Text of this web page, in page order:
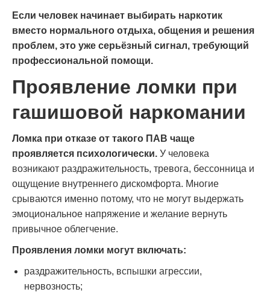
Если человек начинает выбирать наркотик
вместо нормального отдыха, общения и решения
проблем, это уже серьёзный сигнал, требующий
профессиональной помощи.
Проявление ломки при
гашишовой наркомании
Ломка при отказе от такого ПАВ чаще
проявляется психологически. У человека
возникают раздражительность, тревога, бессонница и
ощущение внутреннего дискомфорта. Многие
срываются именно потому, что не могут выдержать
эмоциональное напряжение и желание вернуть
привычное облегчение.
Проявления ломки могут включать:
раздражительность, вспышки агрессии,
нервозность;